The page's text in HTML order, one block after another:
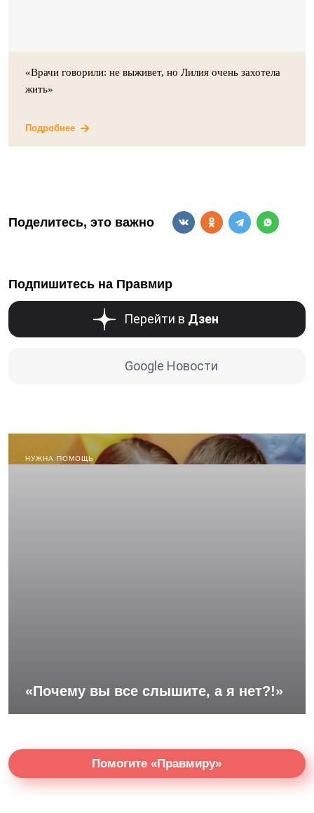
«Врачи говорили: не выживет, но Лилия очень захотела
жить»
Подробнее
Поделитесь, это важно
Подпишитесь на Правмир
Перейти в Дзен
Google Новости
НУЖНА ПОМОЩЬ
«Почему вы все слышите, а я нет?!»
Помогите «Правмиру»